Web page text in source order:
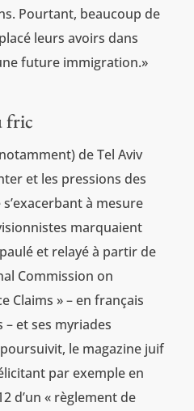
Pourtant, beaucoup de
leurs avoirs dans
future immigration.»
fric
de Tel Aviv
et les pressions des
à mesure
marquaient
et relayé à partir de
Commission on
Claims » – en français
– et ses myriades
le magazine juif
par exemple en
d’un « règlement de